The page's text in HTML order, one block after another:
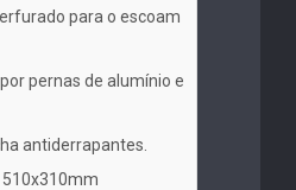
para o escoam
pernas de alumínio e
antiderrapantes.
510x310mm